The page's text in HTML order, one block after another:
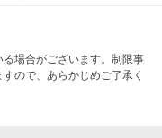
場合がございます。制限事
ので、あらかじめご了承く